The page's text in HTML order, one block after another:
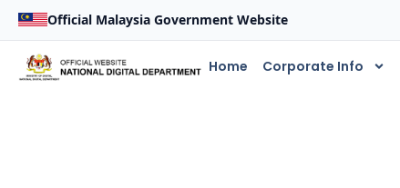
Official Malaysia Government Website
Home Corporate Info